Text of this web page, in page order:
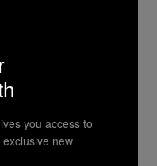
κίνδυνο ακόμη
κρατούμενου»,
κρατούμενος
μήνες,
you access to
new